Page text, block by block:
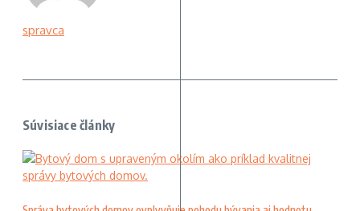
spravca
Súvisiace články